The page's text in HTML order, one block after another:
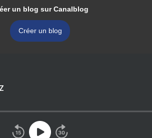
un blog sur Canalblog
Créer un blog